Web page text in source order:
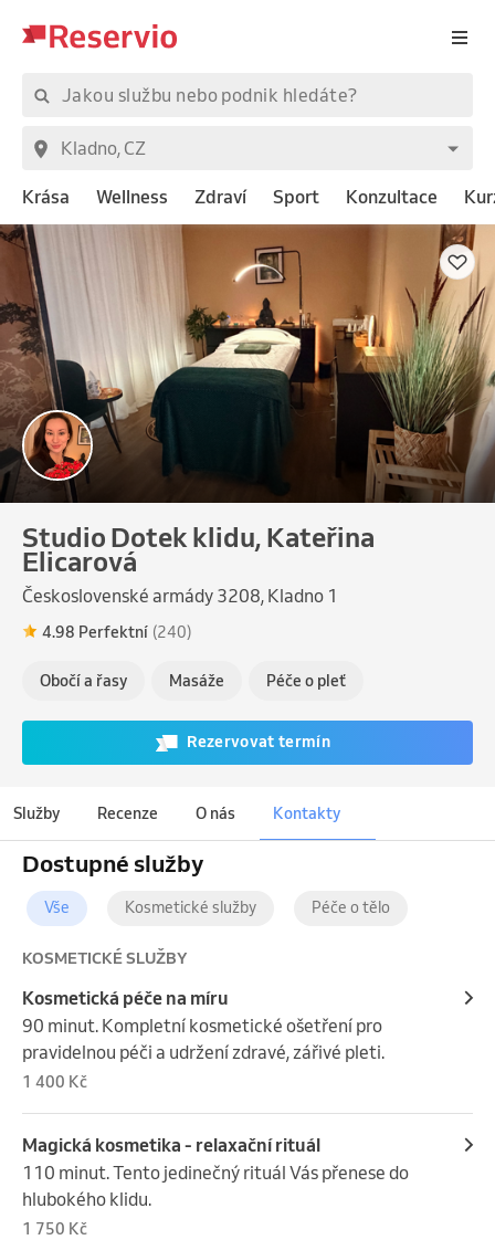
Krása Wellness Zdraví Sport Konzultace
Studio Dotek klidu, Kateřina
Elicarová
Československé armády 3208, Kladno 1
4.98 Perfektní (240)
Obočí a řasy Masáže Péče o pleť
Rezervovat termín
Služby Recenze O nás Kontakty
Dostupné služby
Vše Kosmetické služby Péče o tělo
KOSMETICKÉ SLUŽBY
Kosmetická péče na míru
90 minut. Kompletní kosmetické ošetření pro
pravidelnou péči a udržení zdravé, zářivé pleti.
1 400 Kč
Magická kosmetika - relaxační rituál
110 minut. Tento jedinečný rituál Vás přenese do
hlubokého klidu.
1 750 Kč